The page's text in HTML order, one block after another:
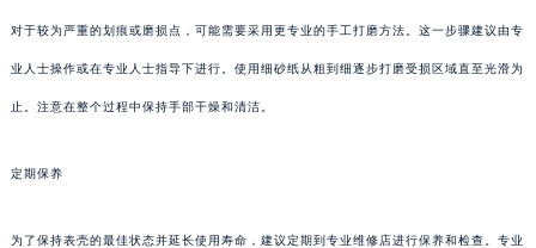
对于较为严重的划痕或磨损点，可能需要采用更专业的手工打磨方法。这一步骤建议由专
业人士操作或在专业人士指导下进行。使用细砂纸从粗到细逐步打磨受损区域直至光滑为
止。注意在整个过程中保持手部干燥和清洁。
定期保养
为了保持表壳的最佳状态并延长使用寿命，建议定期到专业维修店进行保养和检查。专业